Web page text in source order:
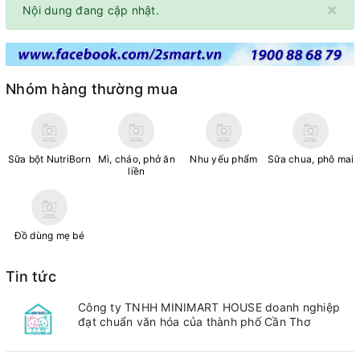
×
Nội dung đang cập nhật.
Nhóm hàng thường mua
Sữa bột NutriBorn
Mì, cháo, phở ăn
liền
Nhu yếu phẩm Sữa chua, phô mai
Đồ dùng mẹ bé
Tin tức
Công ty TNHH MINIMART HOUSE doanh nghiệp
đạt chuẩn văn hóa của thành phố Cần Thơ